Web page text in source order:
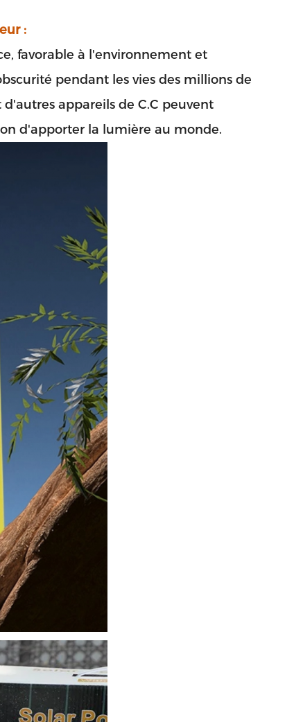
:
favorable à l'environnement et
pendant les vies des millions de
d'autres appareils de C.C peuvent
d'apporter la lumière au monde.